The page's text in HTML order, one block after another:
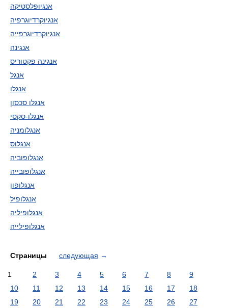
אנגיופלסטיקה
אנגיוקרדיוגרפיה
אנגיוקרדיוגרפייה
אנגינה
אנגינה פקטוריס
אנגל
אנגלו
אנגלו סכסון
אנגלו-סקסי
אנגלומניה
אנגלוס
אנגלופוביה
אנגלופובייה
אנגלופון
אנגלופיל
אנגלופיליה
אנגלופילייה
Страницы следующая →
1 2 3 4 5 6 7 8
9
10
11 12 13 14 15 16 17
18
19
20 21 22 23 24 25 26 27